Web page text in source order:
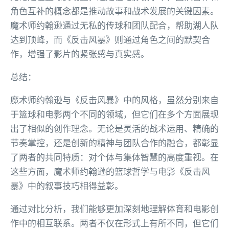
角色互补的概念都是推动故事和战术发展的关键因素。
魔术师约翰逊通过无私的传球和团队配合，帮助湖人队
达到顶峰，而《反击风暴》则通过角色之间的默契合
作，增强了影片的紧张感与真实感。
总结：
魔术师约翰逊与《反击风暴》中的风格，虽然分别来自
于篮球和电影两个不同的领域，但它们在多个方面展现
出了相似的创作理念。无论是灵活的战术运用、精确的
节奏掌控，还是创新的精神与团队合作的融合，都彰显
了两者的共同特质：对个体与集体智慧的高度重视。在
这些方面，魔术师约翰逊的篮球哲学与电影《反击风
暴》中的叙事技巧相得益彰。
通过对比分析，我们能够更加深刻地理解体育和电影创
作中的相互联系。两者不仅在形式上有所不同，但它们